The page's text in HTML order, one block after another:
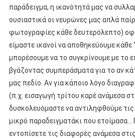
παράδειγμα, η ικανότητά μας να
ουσιαστικά οι νευρώνες μας απλά
φωτογραφίες κάθε δευτερόλεπτο)
είμαστε ικανοί να αποθηκεύουμε κάθε
μπορέσουμε να το συγκρίνουμε με το
βγάζοντας συμπεράσματα για το αν
μας πεδίο. Αν για κάποιο λόγο
(π.χ. εισαγωγή τρίτου καρέ ανάμεσα
δυσκολευόμαστε να αντιληφθούμε
μικρό παραδειγματάκι που
εντοπίσετε τις διαφορές ανάμεσα